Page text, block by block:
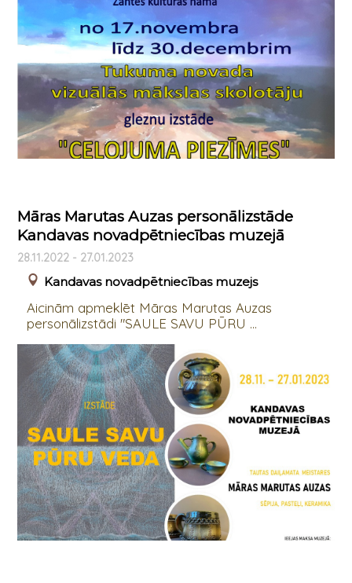
Māras Marutas Auzas personālizstāde
Kandavas novadpētniecības muzejā
28.11.2022 - 27.01.2023
Kandavas novadpētniecības muzejs
Aicinām apmeklēt Māras Marutas Auzas
personālizstādi "SAULE SAVU PŪRU ...